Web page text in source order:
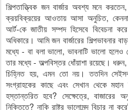
শিল্পতাত্ত্বিক জন বার্জার অবশ্য মনে
ক্রয়বিক্রয়ের আওতায় আসা অনুচিত,
আর্ট-কে জাতীয় সম্পদ হিসেবে বিবেচনা
অধিকারে। আমি জন বার্জারের শিল্পভাবনার
মধ্যে - বা বলা ভালো, ভাবনাটি ভালো হলেও
তার মধ্যে - অল্পবিস্তর ধোঁয়াশা রয়েছে। ধরুন,
চিহ্নিত হয়, এমন তো নয়। ততদিন সেইসব
সংগ্রাহকের কাছে এবং সেখান থেকে মহান
হস্তান্তরিত হবে? সেক্ষেত্রে, বাজারের
নিক্তিতে? নাকি রাষ্ট্র ভালোমন্দ বিচার না